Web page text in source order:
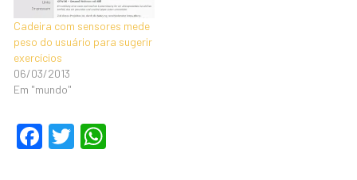
Cadeira com sensores mede
peso do usuário para sugerir
exercícios
06/03/2013
Em "mundo"
F
T